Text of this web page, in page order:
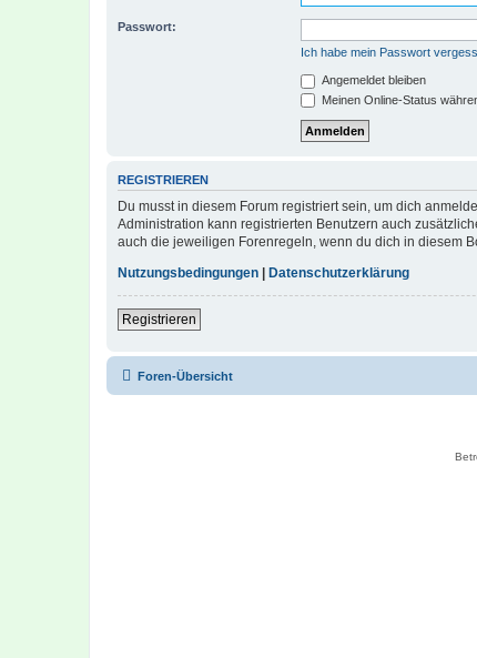
Passwort:
Ich habe mein Passwort
Angemeldet bleiben
Meinen Online-Status
REGISTRIEREN
Du musst in diesem Forum registriert sein, um dich
Administration kann registrierten Benutzern auch
auch die jeweiligen Forenregeln, wenn du dich in diesem
Nutzungsbedingungen | Datenschutzerklärung
Registrieren
Foren-Übersicht